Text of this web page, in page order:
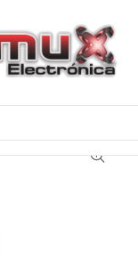
e Interruptores
PINES